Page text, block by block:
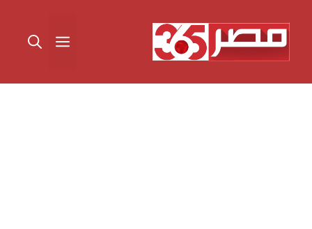
المحتوى القائمة